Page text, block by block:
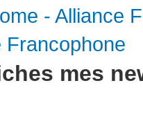
- Alliance
Francophone
mes